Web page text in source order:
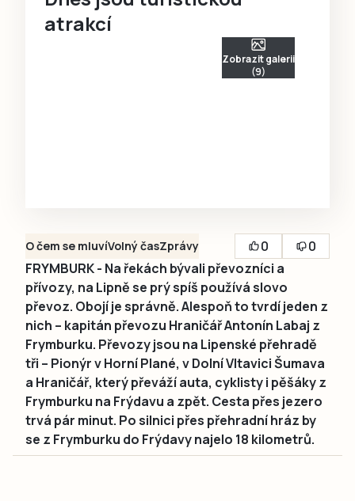
atrakcí
Zobrazit galerii
(9)
O čem se mluvíVolný časZprávy 0
0
FRYMBURK - Na řekách bývali převozníci a
přívozy, na Lipně se prý spíš používá slovo
převoz. Obojí je správně. Alespoň to tvrdí jeden z
nich – kapitán převozu Hraničář Antonín Labaj z
Frymburku. Převozy jsou na Lipenské přehradě
tři – Pionýr v Horní Plané, v Dolní Vltavici Šumava
a Hraničář, který převáží auta, cyklisty i pěšáky z
Frymburku na Frýdavu a zpět. Cesta přes jezero
trvá pár minut. Po silnici přes přehradní hráz by
se z Frymburku do Frýdavy najelo 18 kilometrů.